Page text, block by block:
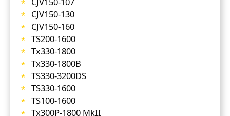
CJV150-130
CJV150-160
TS200-1600
Tx330-1800
Tx330-1800B
TS330-3200DS
TS330-1600
TS100-1600
Tx300P-1800 MkII